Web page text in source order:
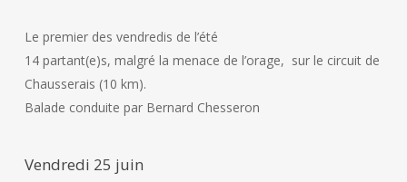
Le premier des vendredis de l’été
14 partant(e)s, malgré la menace de l’orage, sur le circuit de
Chausserais (10 km).
Balade conduite par Bernard Chesseron
Vendredi 25 juin